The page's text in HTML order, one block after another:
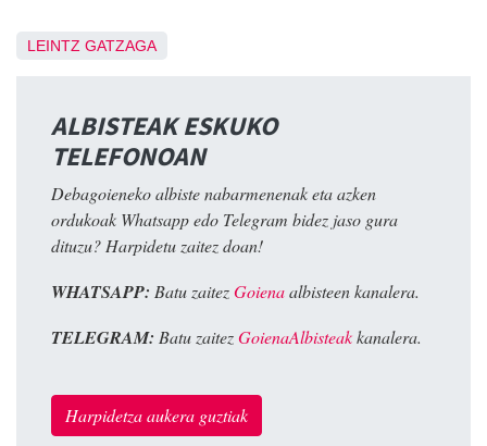
LEINTZ GATZAGA
ALBISTEAK ESKUKO
TELEFONOAN
Debagoieneko albiste nabarmenenak eta azken
ordukoak Whatsapp edo Telegram bidez jaso gura
dituzu? Harpidetu zaitez doan!
WHATSAPP: Batu zaitezGoienaalbisteen kanalera.
TELEGRAM: Batu zaitezGoienaAlbisteakkanalera.
Harpidetza aukera guztiak